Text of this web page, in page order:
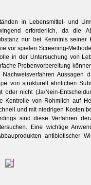
in Lebensmittel- und
erforderlich, da die
nur bei Kenntnis seiner
vor spielen Screening-
in der Untersuchung von
Probenvorbereitung
Aussagen
von strukturell ähnlichen
oder nicht (Ja/Nein-
Kontrolle von Rohmilch auf
und mit niedrigen Kosten
sind diese Verfahren
Eine wichtige
anti­biotischer